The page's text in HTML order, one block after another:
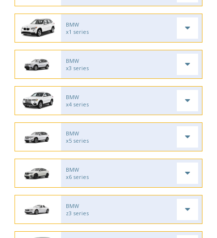
BMW
x1 series
BMW
x3 series
BMW
x4 series
BMW
x5 series
BMW
x6 series
BMW
z3 series